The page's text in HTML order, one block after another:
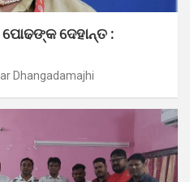
ଦେହାନ୍ତ :
Dhangadamajhi